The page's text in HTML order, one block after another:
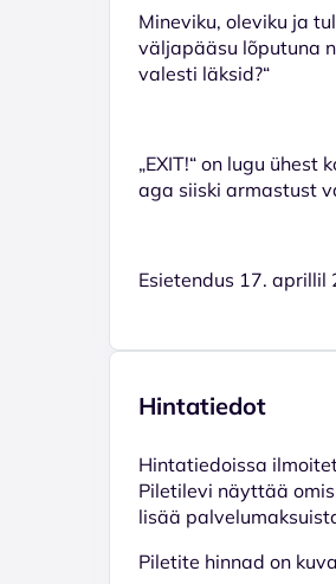
Mineviku, oleviku ja
väljapääsu lõputuna
valesti läksid?“
„EXIT!“ on lugu
aga siiski armastust
Esietendus 17. aprillil
Hintatiedot
Hinta­tiedoissa
Piletilevi näyttää
lisää
Piletite hinnad on